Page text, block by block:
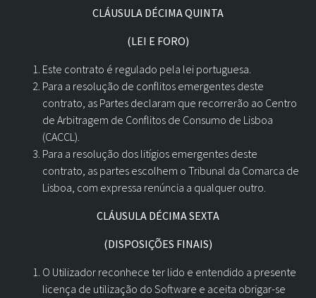
CLÁUSULA DÉCIMA QUINTA
(LEI E FORO)
Este contrato é regulado pela lei portuguesa.
Para a resolução de conflitos emergentes deste
contrato, as Partes declaram que recorrerão ao Centro
de Arbitragem de Conflitos de Consumo de Lisboa
(CACCL).
Para a resolução dos litígios emergentes deste
contrato, as partes escolhem o Tribunal da Comarca de
Lisboa, com expressa renúncia a qualquer outro.
CLÁUSULA DÉCIMA SEXTA
(DISPOSIÇÕES FINAIS)
O Utilizador reconhece ter lido e entendido a presente
licença de utilização do Software e aceita obrigar-se